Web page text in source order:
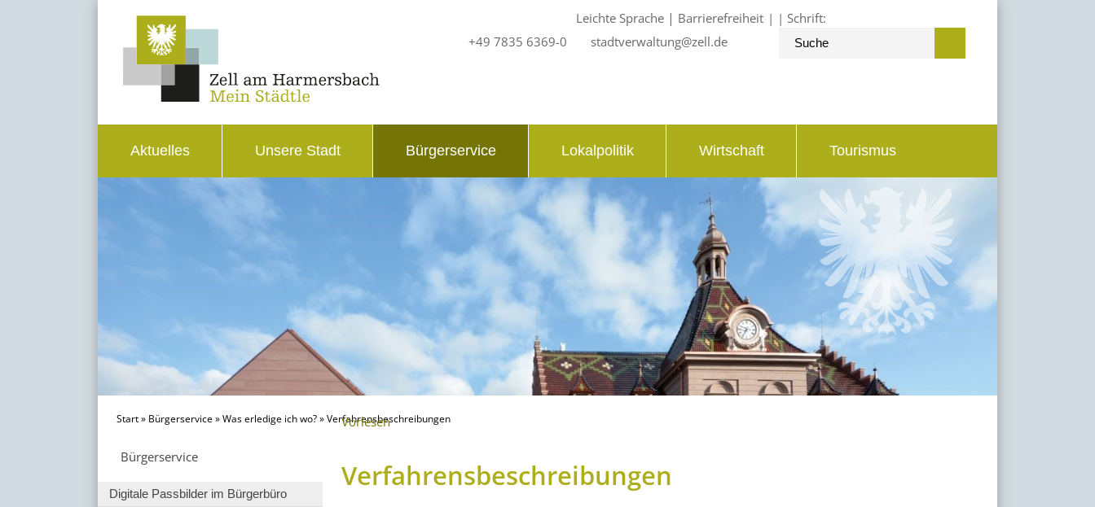
+49 7835 6369-0 stadtverwaltung@zell.de
Leichte Sprache| Barrierefreiheit Schrift:
Aktuelles Unsere Stadt Bürgerservice Lokalpolitik Wirtschaft Tourismus
Start» Bürgerservice»Was erledige ich wo?»Verfahrensbeschreibungen
Bürgerservice
Digitale Passbilder im Bürgerbüro
Vorlesen
Verfahrensbeschreibungen